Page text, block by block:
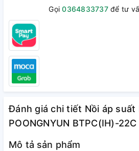
Gọi0364833737để tư
Đánh giá chi tiết Nồi áp suất
POONGNYUN BTPC(IH)-
Mô tả sản phẩm